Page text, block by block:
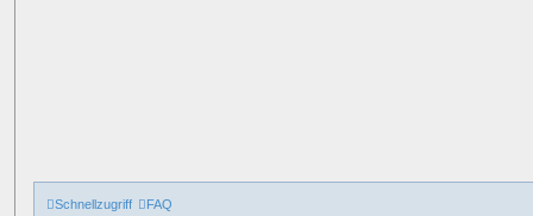
Schnellzugriff FAQ